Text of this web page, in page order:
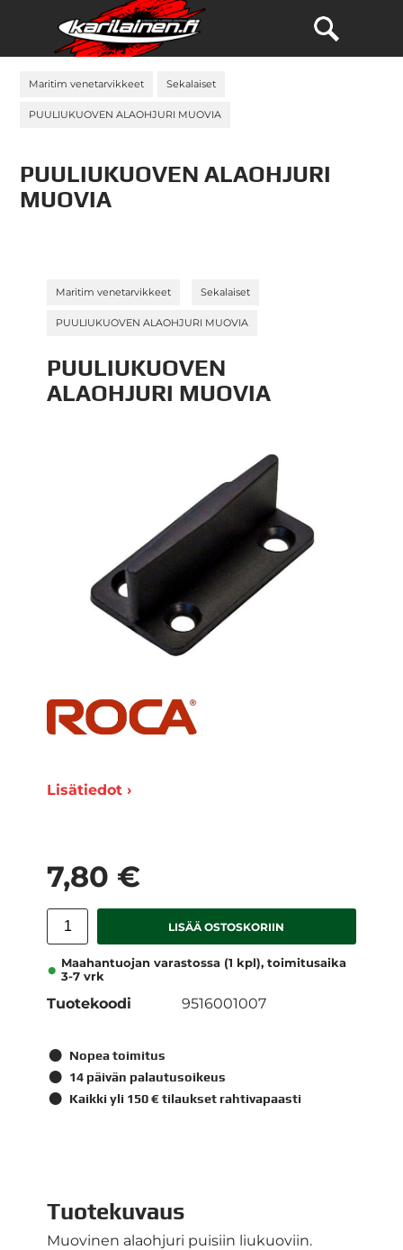
Maritim venetarvikkeet Sekalaiset
PUULIUKUOVEN ALAOHJURI MUOVIA
PUULIUKUOVEN ALAOHJURI
MUOVIA
Maritim venetarvikkeet Sekalaiset
PUULIUKUOVEN ALAOHJURI MUOVIA
PUULIUKUOVEN
ALAOHJURI MUOVIA
Lisätiedot ›
7,80 €
LISÄÄ OSTOSKORIIN
Maahantuojan varastossa (1 kpl), toimitusaika
3-7 vrk
Tuotekoodi 9516001007
Nopea toimitus
14 päivän palautusoikeus
Kaikki yli 150 € tilaukset rahtivapaasti
Tuotekuvaus
Muovinen alaohjuri puisiin liukuoviin.